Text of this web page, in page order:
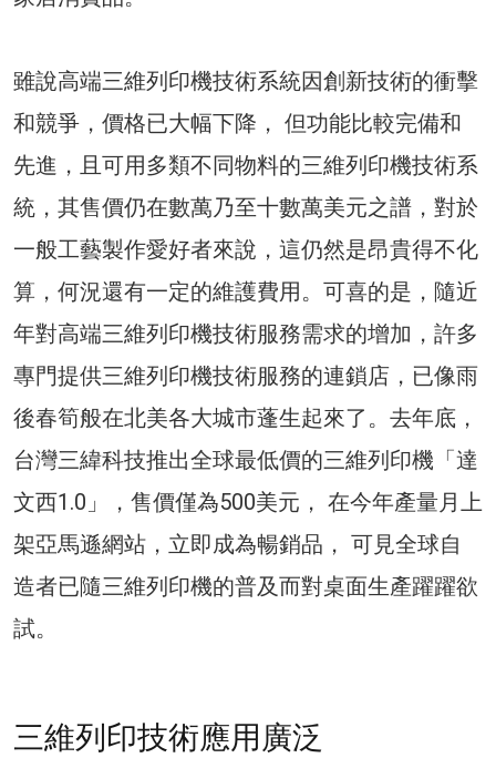
雖說高端三維列印機技術系統因創新技術的衝擊
和競爭，價格已大幅下降， 但功能比較完備和
先進，且可用多類不同物料的三維列印機技術系
統，其售價仍在數萬乃至十數萬美元之譜，對於
一般工藝製作愛好者來說，這仍然是昂貴得不化
算，何況還有一定的維護費用。可喜的是，隨近
年對高端三維列印機技術服務需求的增加，許多
專門提供三維列印機技術服務的連鎖店，已像雨
後春筍般在北美各大城市蓬生起來了。去年底，
台灣三緯科技推出全球最低價的三維列印機「達
文西1.0」，售價僅為500美元， 在今年產量月上
架亞馬遜網站，立即成為暢銷品， 可見全球自
造者已隨三維列印機的普及而對桌面生產躍躍欲
試。
三維列印技術應用廣泛